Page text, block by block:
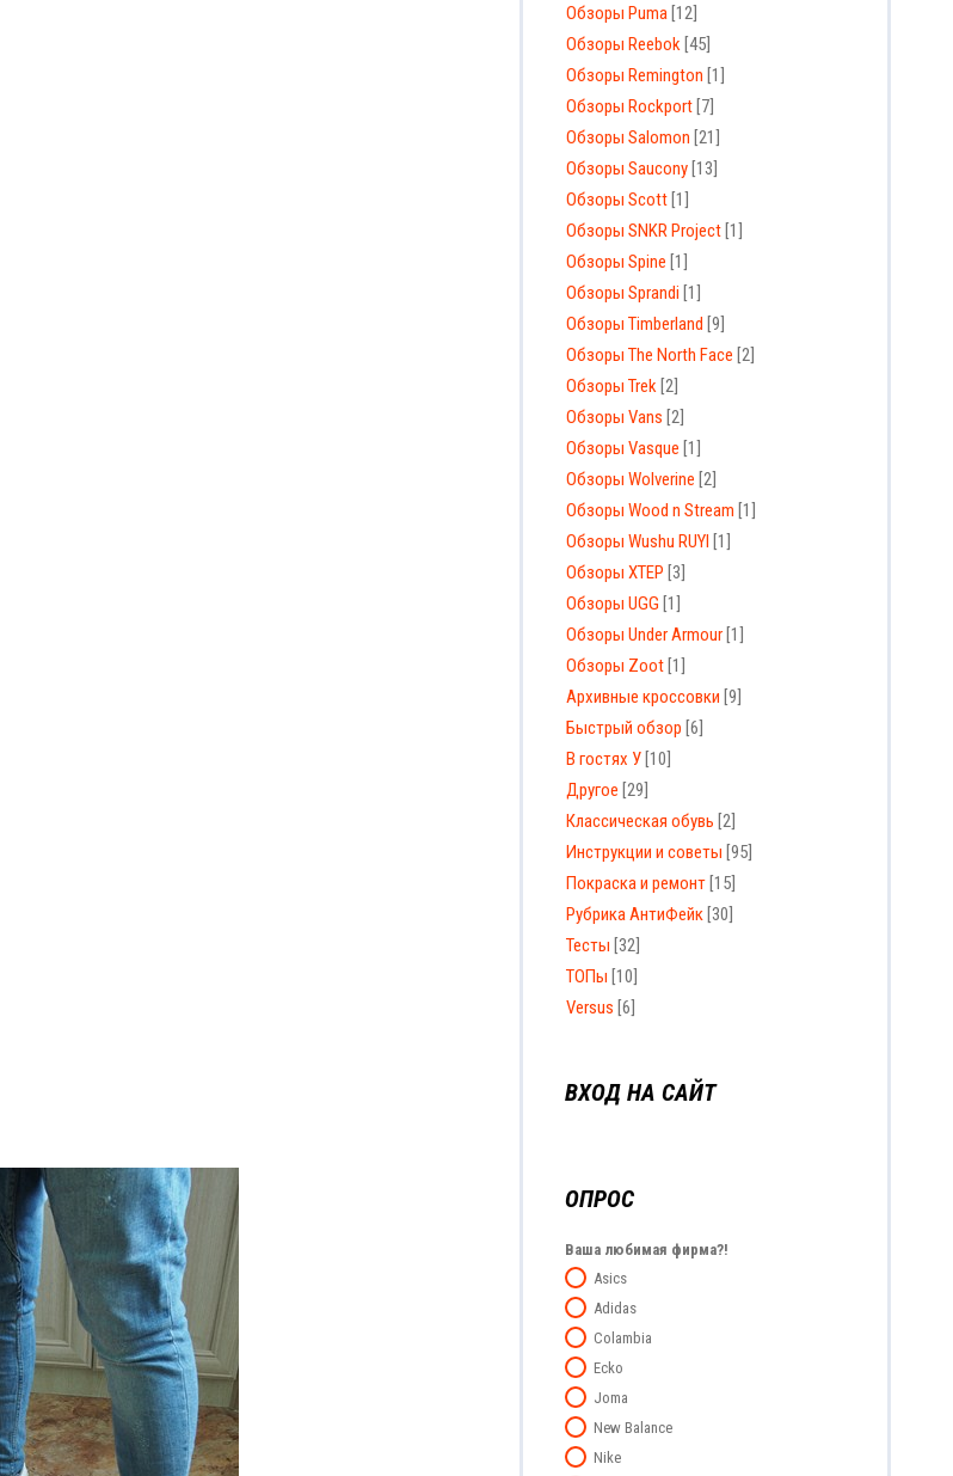
Обзоры Puma [12]
Обзоры Reebok [45]
Обзоры Remington [1]
Обзоры Rockport [7]
Обзоры Salomon [21]
Обзоры Saucony [13]
Обзоры Scott [1]
Обзоры SNKR Project [1]
Обзоры Spine [1]
Обзоры Sprandi [1]
Обзоры Timberland [9]
Обзоры The North Face [2]
Обзоры Trek [2]
Обзоры Vans [2]
Обзоры Vasque [1]
Обзоры Wolverine [2]
Обзоры Wood n Stream [1]
Обзоры Wushu RUYI [1]
Обзоры XTEP [3]
Обзоры UGG [1]
Обзоры Under Armour [1]
Обзоры Zoot [1]
Архивные кроссовки [9]
Быстрый обзор [6]
В гостях У [10]
Другое [29]
Классическая обувь [2]
Инструкции и советы [95]
Покраска и ремонт [15]
Рубрика АнтиФейк [30]
Тесты [32]
ТОПы [10]
Versus [6]
ВХОД НА САЙТ
ОПРОС
Ваша любимая фирма?!
Asics
Adidas
Colambia
Ecko
Joma
New Balance
Nike